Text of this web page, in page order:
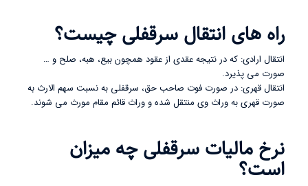
راه های انتقال سرقفلی چیست؟
انتقال ارادی: که در نتیجه عقدی از عقود همچون بیع، هبه، صلح و …
صورت می پذیرد.
انتقال قهری: در صورت فوت صاحب حق، سرقفلی به نسبت سهم الارث به
صورت قهری به وراث وی منتقل شده و وراث قائم مقام مورث می شوند.
نرخ مالیات سرقفلی چه میزان
است؟